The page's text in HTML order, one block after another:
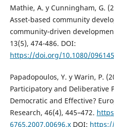
Mathie, A. y Cunningham, G.
Asset-based community
community-driven
13(5), 474-486. DOI:
https://doi.org/10.1080/
Papadopoulos, Y. y Warin, P.
Participatory and Deliberative
Democratic and Effective?
Research, 46(4), 445–472.
6765.2007.00696.xDOI: